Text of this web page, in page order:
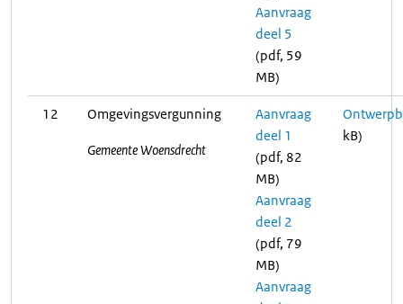
Aanvraag
deel 5
(pdf, 59
MB)
12 Omgevingsvergunning
Gemeente Woensdrecht
Aanvraag
deel 1
(pdf, 82
MB)
Aanvraag
deel 2
(pdf, 79
MB)
Aanvraag
kB)